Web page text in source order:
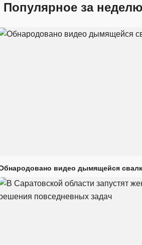
Популярное за неделю
видео дымящейся